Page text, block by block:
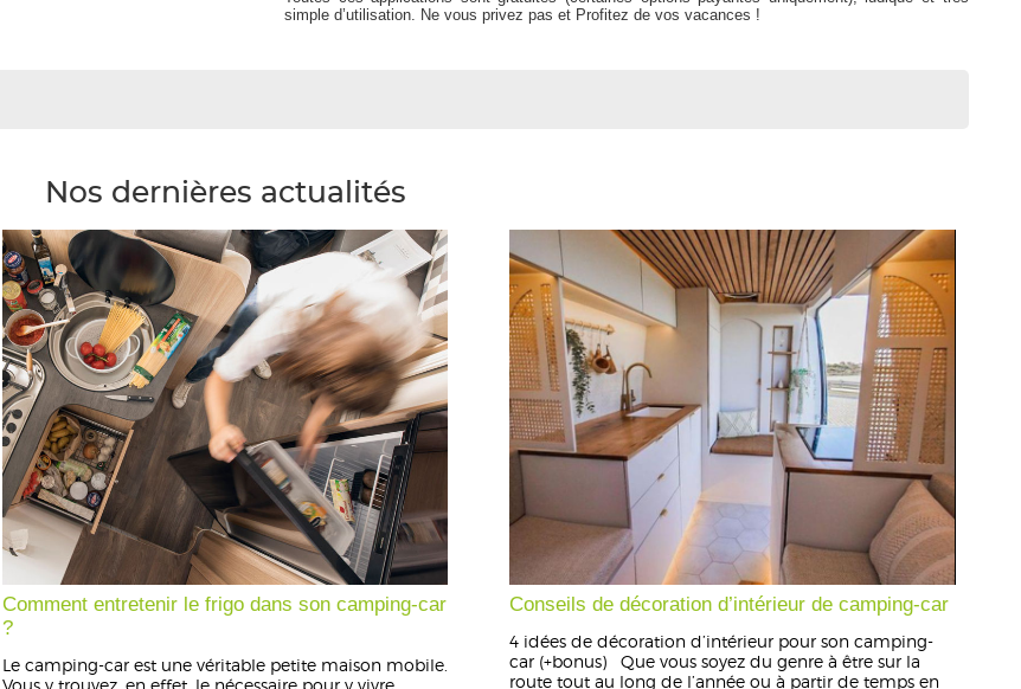
simple d’utilisation. Ne vous privez pas et Profitez de vos vacances !
Nos dernières actualités
Comment entretenir le frigo dans son camping-car
?
Le camping-car est une véritable petite maison mobile.
Vous y trouvez, en effet, le nécessaire pour y vivre
Conseils de décoration d’intérieur de camping-car
4 idées de décoration d’intérieur pour son camping-
car (+bonus) Que vous soyez du genre à être sur la
route tout au long de l’année ou à partir de temps en